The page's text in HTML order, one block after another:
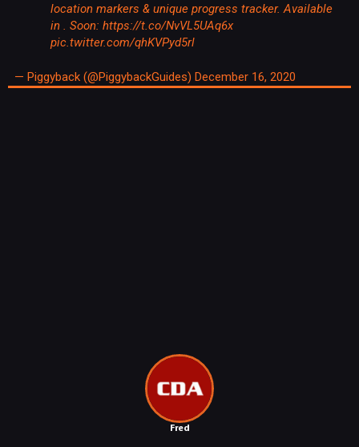
Fred
location markers & unique progress tracker. Available
in . Soon: https://t.co/NvVL5UAq6x
pic.twitter.com/qhKVPyd5rl
— Piggyback (@PiggybackGuides) December 16, 2020